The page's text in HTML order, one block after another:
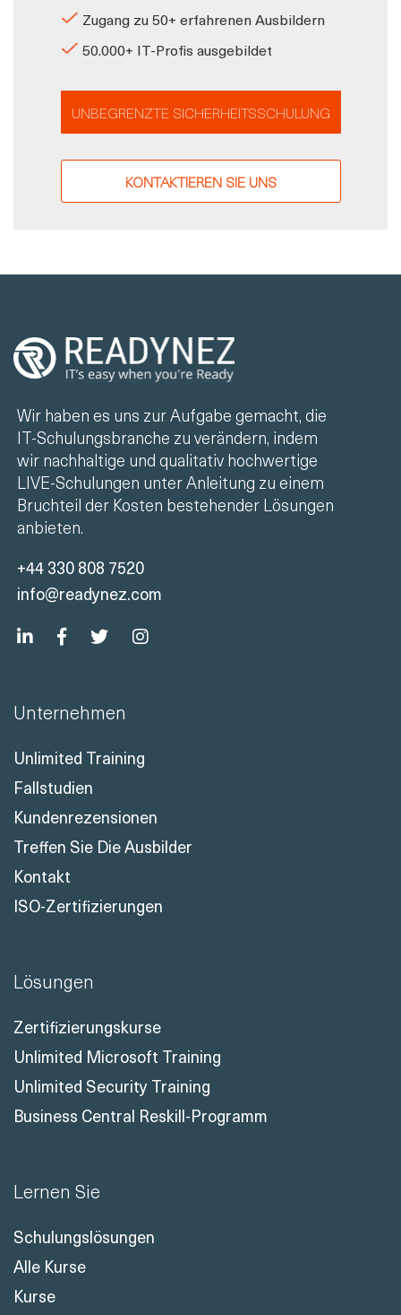
Zugang zu 50+ erfahrenen Ausbildern
50.000+ IT-Profis ausgebildet
UNBEGRENZTE SICHERHEITSSCHULUNG
KONTAKTIEREN SIE UNS
Wir haben es uns zur Aufgabe gemacht, die
IT-Schulungsbranche zu verändern, indem
wir nachhaltige und qualitativ hochwertige
LIVE-Schulungen unter Anleitung zu einem
Bruchteil der Kosten bestehender Lösungen
anbieten.
+44 330 808 7520
info@readynez.com
Unternehmen
Unlimited Training
Fallstudien
Kundenrezensionen
Treffen Sie Die Ausbilder
Kontakt
ISO-Zertifizierungen
Lösungen
Zertifizierungskurse
Unlimited Microsoft Training
Unlimited Security Training
Business Central Reskill-Programm
Lernen Sie
Schulungslösungen
Alle Kurse
Kurse